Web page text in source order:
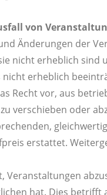
von
Änderungen der
nicht erheblich sind
nicht erheblich
Recht vor, aus
verschieben oder
erstattet.
Veranstaltungen
hat. Dies betrifft